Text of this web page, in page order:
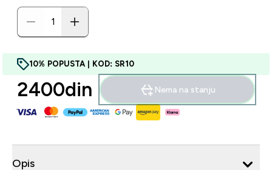
10% POPUSTA | KOD: SR10
2400din‎ Nema na stanju
Opis